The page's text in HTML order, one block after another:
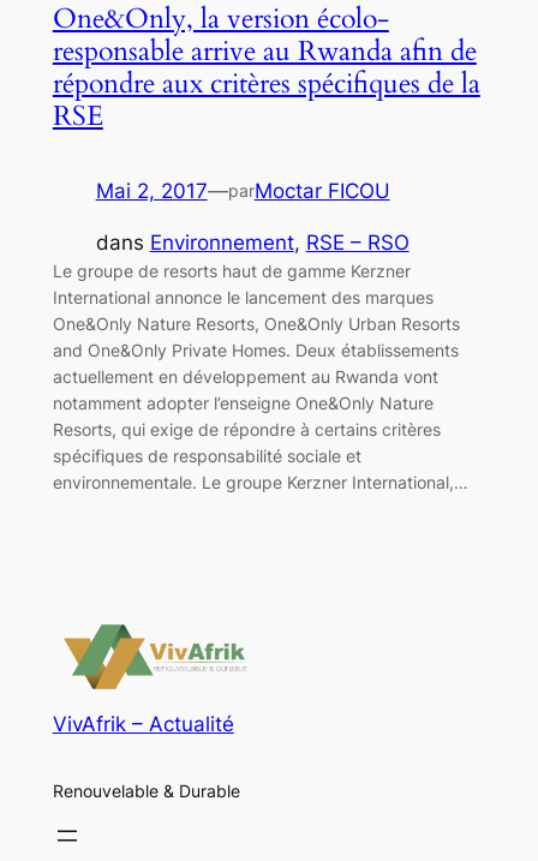
One&Only, la version écolo-
responsable arrive au Rwanda afin de
répondre aux critères spécifiques de la
RSE
Mai 2, 2017—parMoctar FICOU
dans Environnement, RSE – RSO
Le groupe de resorts haut de gamme Kerzner
International annonce le lancement des marques
One&Only Nature Resorts, One&Only Urban Resorts
and One&Only Private Homes. Deux établissements
actuellement en développement au Rwanda vont
notamment adopter l’enseigne One&Only Nature
Resorts, qui exige de répondre à certains critères
spécifiques de responsabilité sociale et
environnementale. Le groupe Kerzner International,…
VivAfrik – Actualité
Renouvelable & Durable